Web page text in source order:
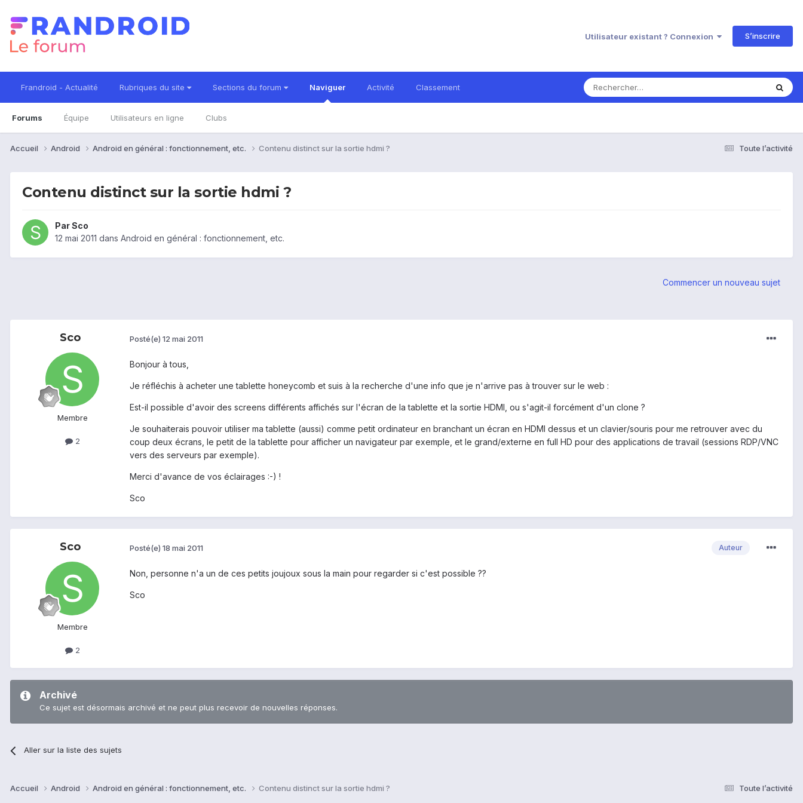
Utilisateur existant ? Connexion S’inscrire
Frandroid - Actualité Rubriques du site Sections du forum Naviguer
Forums Équipe Utilisateurs en ligne Clubs
Activité Classement
Toute l’activité
Accueil Android Android en général : fonctionnement, etc. Contenu distinct sur la sortie hdmi ?
Contenu distinct sur la sortie hdmi ?
ParSco
12 mai 2011 dans Android en général : fonctionnement, etc.
Commencer un nouveau sujet
Sco
Membre
2
Posté(e) 12 mai 2011
Bonjour à tous,
Je réfléchis à acheter une tablette honeycomb et suis à la recherche d'une info que je n'arrive pas à trouver sur le web :
Est-il possible d'avoir des screens différents affichés sur l'écran de la tablette et la sortie HDMI, ou s'agit-il forcément d'un clone ?
Je souhaiterais pouvoir utiliser ma tablette (aussi) comme petit ordinateur en branchant un écran en HDMI dessus et un clavier/souris pour me retrouver avec du
coup deux écrans, le petit de la tablette pour afficher un navigateur par exemple, et le grand/externe en full HD pour des applications de travail (sessions RDP/VNC
vers des serveurs par exemple).
Merci d'avance de vos éclairages :-) !
Sco
Sco
Membre
2
Auteur
Posté(e) 18 mai 2011
Non, personne n'a un de ces petits joujoux sous la main pour regarder si c'est possible ??
Sco
Archivé
Ce sujet est désormais archivé et ne peut plus recevoir de nouvelles réponses.
Aller sur la liste des sujets
Toute l’activité
Accueil Android Android en général : fonctionnement, etc. Contenu distinct sur la sortie hdmi ?